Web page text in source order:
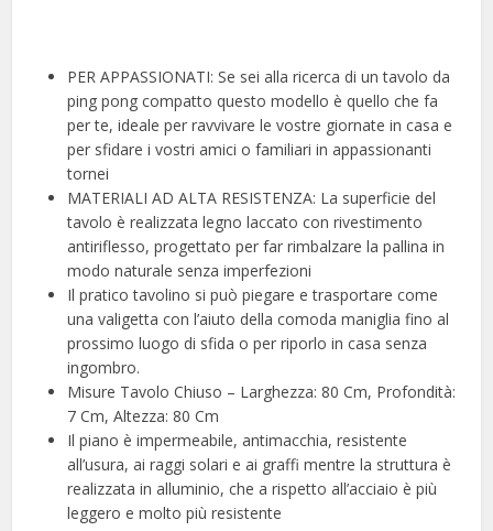
PER APPASSIONATI: Se sei alla ricerca di un tavolo da
ping pong compatto questo modello è quello che fa
per te, ideale per ravvivare le vostre giornate in casa e
per sfidare i vostri amici o familiari in appassionanti
tornei
MATERIALI AD ALTA RESISTENZA: La superficie del
tavolo è realizzata legno laccato con rivestimento
antiriflesso, progettato per far rimbalzare la pallina in
modo naturale senza imperfezioni
Il pratico tavolino si può piegare e trasportare come
una valigetta con l’aiuto della comoda maniglia fino al
prossimo luogo di sfida o per riporlo in casa senza
ingombro.
Misure Tavolo Chiuso – Larghezza: 80 Cm, Profondità:
7 Cm, Altezza: 80 Cm
Il piano è impermeabile, antimacchia, resistente
all’usura, ai raggi solari e ai graffi mentre la struttura è
realizzata in alluminio, che a rispetto all’acciaio è più
leggero e molto più resistente